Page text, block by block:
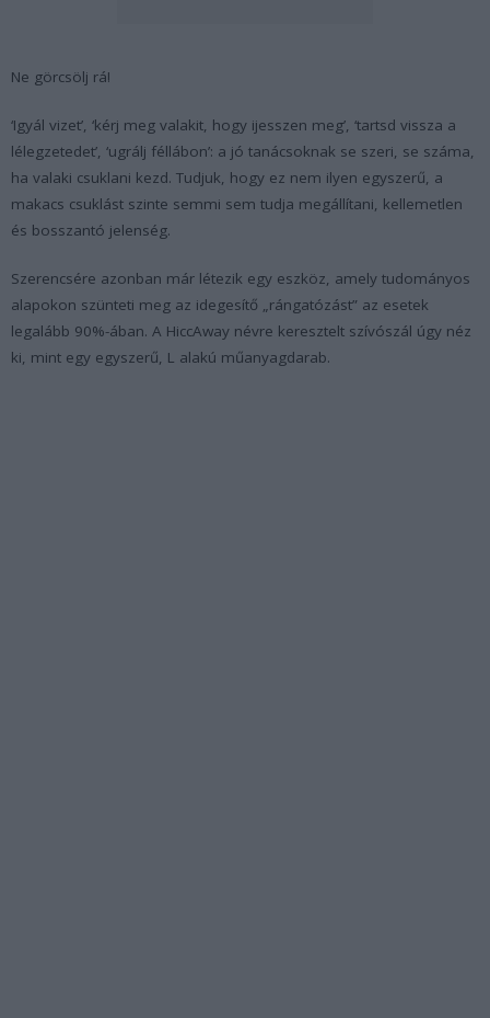
Ne görcsölj rá!
‘Igyál vizet’, ‘kérj meg valakit, hogy ijesszen meg’, ‘tartsd vissza a
lélegzetedet’, ‘ugrálj féllábon’: a jó tanácsoknak se szeri, se száma,
ha valaki csuklani kezd. Tudjuk, hogy ez nem ilyen egyszerű, a
makacs csuklást szinte semmi sem tudja megállítani, kellemetlen
és bosszantó jelenség.
Szerencsére azonban már létezik egy eszköz, amely tudományos
alapokon szünteti meg az idegesítő „rángatózást” az esetek
legalább 90%-ában. A HiccAway névre keresztelt szívószál úgy néz
ki, mint egy egyszerű, L alakú műanyagdarab.